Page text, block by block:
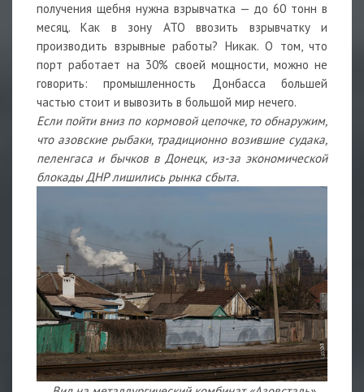
получения щебня нужна взрывчатка — до 60 тонн в
месяц. Как в зону АТО ввозить взрывчатку и
производить взрывные работы? Никак. О том, что
порт работает на 30% своей мощности, можно не
говорить: промышленность Донбасса большей
частью стоит и вывозить в большой мир нечего.
Если пойти вниз по кормовой цепочке, то обнаружим,
что азовские рыбаки, традиционно возившие судака,
пеленгаса и бычков в Донецк, из-за экономической
блокады ДНР лишились рынка сбыта.